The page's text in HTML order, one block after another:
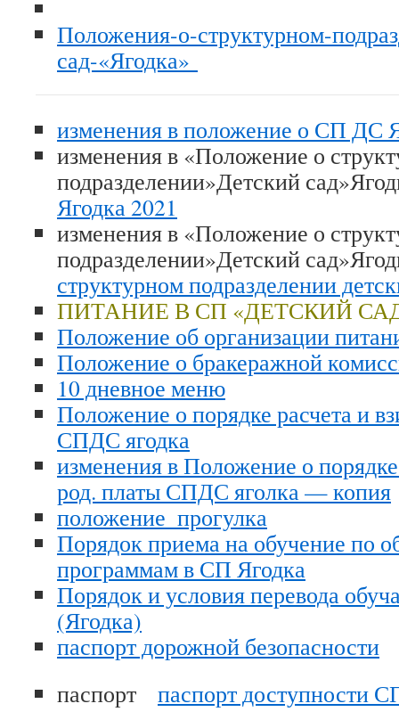
Положения-о-структурном-
сад-«Ягодка»
изменения в положение о СП ДС
изменения в «Положение о
подразделении»Детский
Ягодка 2021
изменения в «Положение о
подразделении»Детский
структурном подразделении
ПИТАНИЕ В СП «ДЕТСКИЙ
Положение об организации
Положение о бракеражной
10 дневное меню
Положение о порядке расчета и
СПДС ягодка
изменения в Положение о
род. платы СПДС яголка — копия
положение_прогулка
Порядок приема на обучение по
программам в СП Ягодка
Порядок и условия перевода
(Ягодка)
паспорт дорожной безопасности
паспорт паспорт доступности